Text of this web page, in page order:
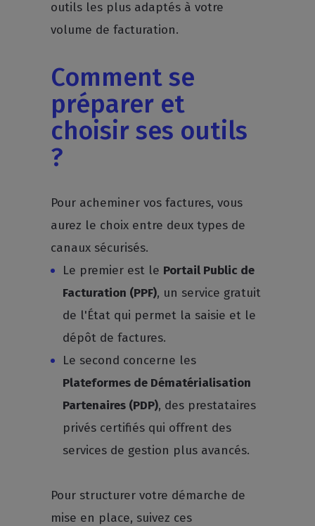
outils les plus adaptés à votre
volume de facturation.
Comment se
préparer et
choisir ses outils
?
Pour acheminer vos factures, vous
aurez le choix entre deux types de
canaux sécurisés.
Le premier est le Portail Public de
Facturation (PPF), un service gratuit
de l'État qui permet la saisie et le
dépôt de factures.
Le second concerne les
Plateformes de Dématérialisation
Partenaires (PDP), des prestataires
privés certifiés qui offrent des
services de gestion plus avancés.
Pour structurer votre démarche de
mise en place, suivez ces